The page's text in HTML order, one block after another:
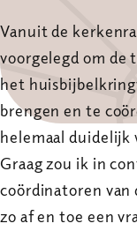
Vanuit de
voorgelegd om de
het
brengen en te
helemaal duidelijk
Graag zou ik in
coördinatoren
zo af en toe een